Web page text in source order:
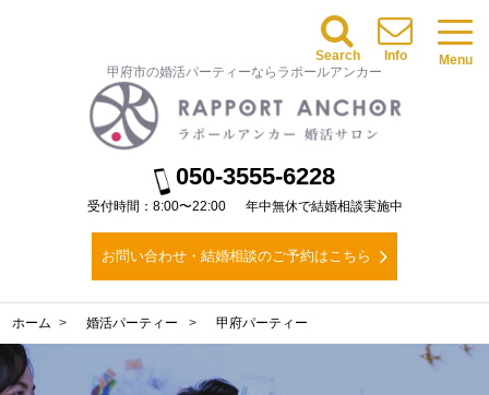
甲府市の婚活パーティーならラポールアンカー
050-3555-6228
受付時間：8:00〜22:00 年中無休で結婚相談実施中
お問い合わせ・結婚相談のご予約はこちら
Menu
Info
Search
ホーム 婚活パーティー 甲府パーティー